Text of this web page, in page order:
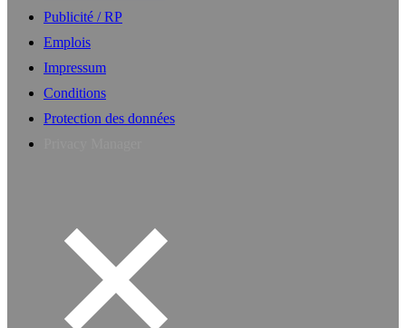
Publicité / RP
Emplois
Impressum
Conditions
Protection des données